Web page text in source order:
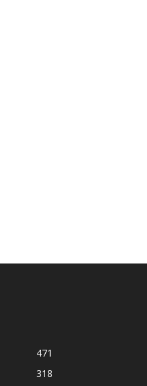
471
318